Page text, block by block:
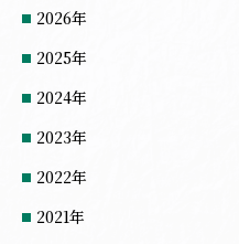
2026年
2025年
2024年
2023年
2022年
2021年